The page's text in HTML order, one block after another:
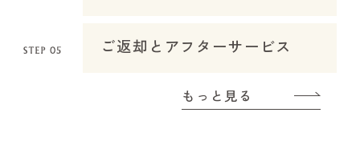
ご返却とアフターサービス
もっと見る